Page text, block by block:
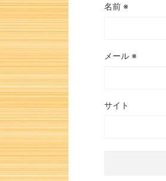
名前 ※
メール ※
サイト